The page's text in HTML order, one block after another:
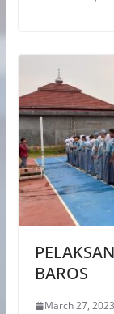
BAROS
March 27, 2023